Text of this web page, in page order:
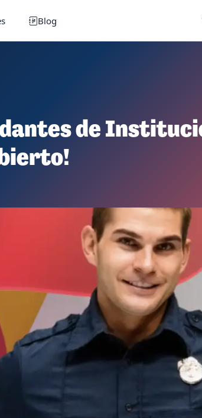
Blog
Penitenciarias 2025: ¡Plazo Abierto!
de